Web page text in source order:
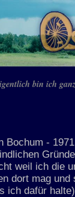
bin ich
Bochum -
weil ich die
dort mag und
ich dafür